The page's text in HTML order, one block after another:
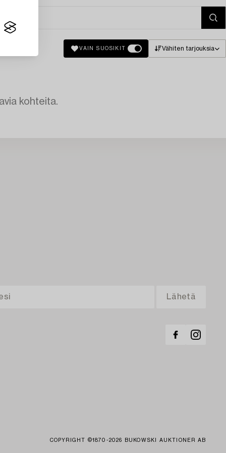
VAIN SUOSIKIT Vähiten tarjouksia
kohteita.
COPYRIGHT ©1870-2026 BUKOWSKI AUKTIONER AB